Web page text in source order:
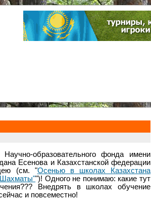
образовательного фонда имени
Есенова и Казахстанской федерации
(см. "Осенью в школах Казахстана
")! Одного не понимаю: какие тут
Внедрять в школах обучение
и повсеместно!